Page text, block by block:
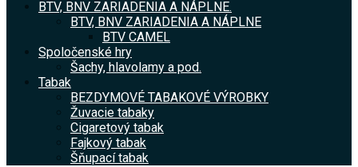
BTV, BNV ZARIADENIA A NÁPLNE.
BTV, BNV ZARIADENIA A NÁPLNE
BTV CAMEL
Spoločenské hry
Šachy, hlavolamy a pod.
Tabak
BEZDYMOVÉ TABAKOVÉ VÝROBKY
Žuvacie tabaky
Cigaretový tabak
Fajkový tabak
Šňupací tabak